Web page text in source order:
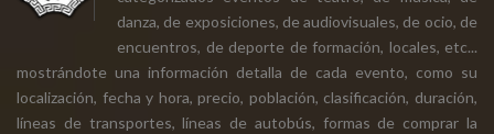
danza, de exposiciones, de audiovisuales, de ocio, de
encuentros, de deporte de formación, locales, etc...
mostrándote una información detalla de cada evento, como su
localización, fecha y hora, precio, población, clasificación, duración,
líneas de transportes, líneas de autobús, formas de comprar la